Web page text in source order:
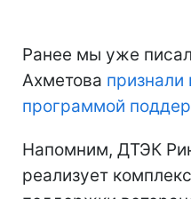
Ранее мы уже
Ахметова
программой
Напомним, ДТЭК
реализует